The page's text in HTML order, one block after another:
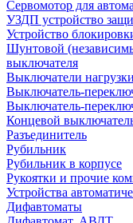
Сервомотор для
УЗДП устройство
Устройство
Шунтовой
выключателя
Выключатели
Выключатель-
Выключатель-
Концевой
Разъединитель
Рубильник
Рубильник в корпусе
Рукоятки и прочие
Устройства
Дифавтоматы